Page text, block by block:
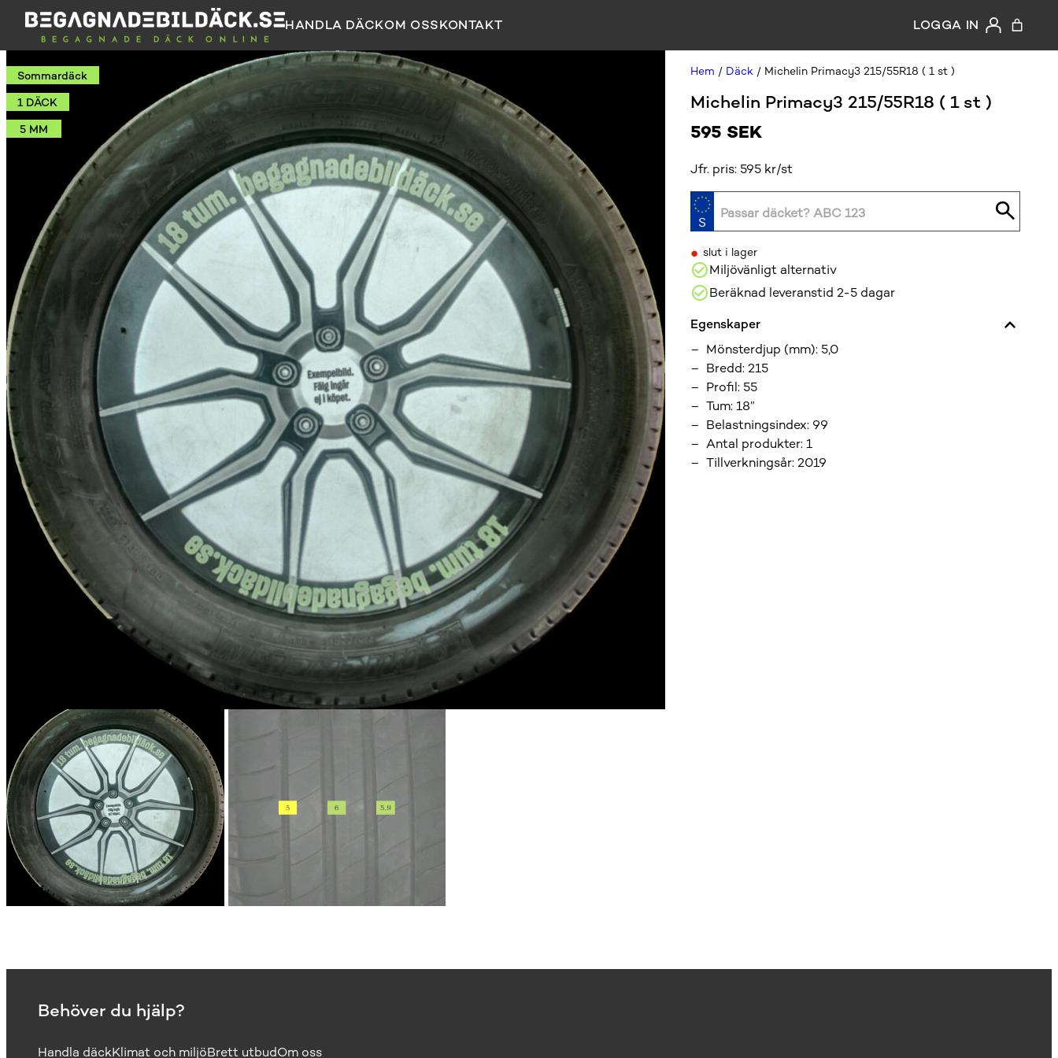
HANDLA DÄCKOM OSSKONTAKT LOGGA IN
Sommardäck
1 DÄCK
5 MM
Hem / Däck / Michelin Primacy3 215/55R18 ( 1 st )
Michelin Primacy3 215/55R18 ( 1 st )
595 SEK
Jfr. pris: 595 kr/st
• slut i lager
Miljövänligt alternativ
Beräknad leveranstid 2-5 dagar
Egenskaper
Mönsterdjup (mm): 5,0
Bredd:215
Profil: 55
Tum:18”
Belastningsindex: 99
Antal produkter:1
Tillverkningsår:2019
Behöver du hjälp?
Handla däckKlimat och miljöBrett utbudOm oss